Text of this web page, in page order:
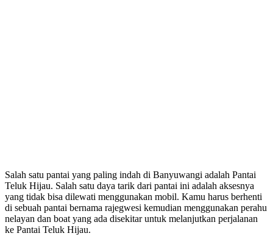
Salah satu pantai yang paling indah di Banyuwangi adalah Pantai
Teluk Hijau. Salah satu daya tarik dari pantai ini adalah aksesnya
yang tidak bisa dilewati menggunakan mobil. Kamu harus berhenti
di sebuah pantai bernama rajegwesi kemudian menggunakan perahu
nelayan dan boat yang ada disekitar untuk melanjutkan perjalanan
ke Pantai Teluk Hijau.